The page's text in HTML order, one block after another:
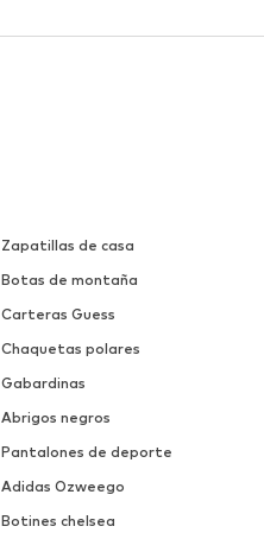
Zapatillas de casa
Botas de montaña
Carteras Guess
Chaquetas polares
Gabardinas
Abrigos negros
Pantalones de deporte
Adidas Ozweego
Botines chelsea